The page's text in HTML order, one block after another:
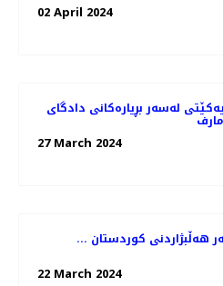
02 April 2024
لەسەر بڕیارەکانی دادگای
27 March 2024
هەڵبژاردنی کوردستان ...
22 March 2024